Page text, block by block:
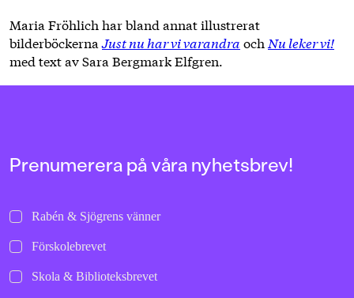
Maria Fröhlich har bland annat illustrerat
bilderböckernaJust nu har vi varandra och Nu leker vi!
med text av Sara Bergmark Elfgren.
Prenumerera på våra nyhetsbrev!
Rabén & Sjögrens vänner
Förskolebrevet
Skola & Biblioteksbrevet